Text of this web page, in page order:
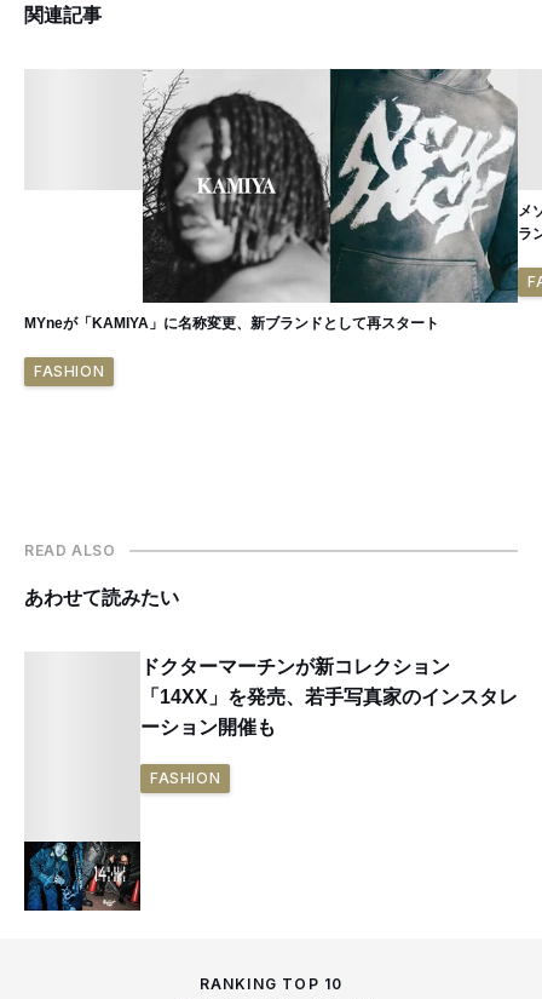
関連記事
MYneが「KAMIYA」に名称変更、新ブランドとして再スタート
FASHION
メ
ラ
READ ALSO
あわせて読みたい
ドクターマーチンが新コレクション
「14XX」を発売、若手写真家のインスタレ
ーション開催も
FASHION
RANKING TOP 10